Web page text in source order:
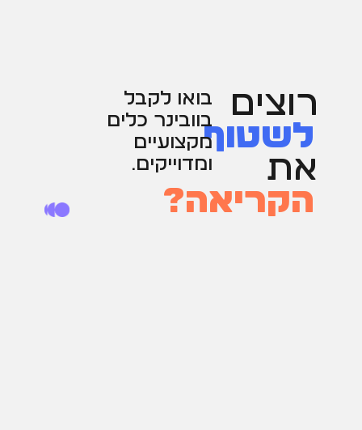
רוצים
לשטוף
את
הקריאה?
בואו לקבל
בוובינר כלים
מקצועיים
ומדוייקים.